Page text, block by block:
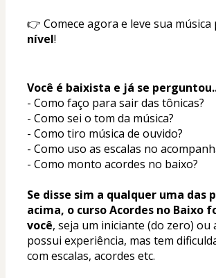
👉 Comece agora e leve sua música
nível!
Você é baixista e já se
- Como faço para sair das tônicas?
- Como sei o tom da música?
- Como tiro música de ouvido?
- Como uso as escalas no
- Como monto acordes no baixo?
Se disse sim a qualquer uma das
acima, o curso Acordes no Baixo
você, seja um iniciante (do zero) ou
possui experiência, mas tem
com escalas, acordes etc.